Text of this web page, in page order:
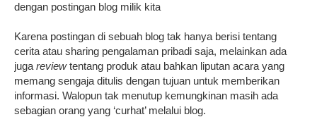
dengan postingan blog milik kita
Karena postingan di sebuah blog tak hanya berisi tentang
cerita atau sharing pengalaman pribadi saja, melainkan ada
juga reviewtentang produk atau bahkan liputan acara yang
memang sengaja ditulis dengan tujuan untuk memberikan
informasi. Walopun tak menutup kemungkinan masih ada
sebagian orang yang ‘curhat’ melalui blog.